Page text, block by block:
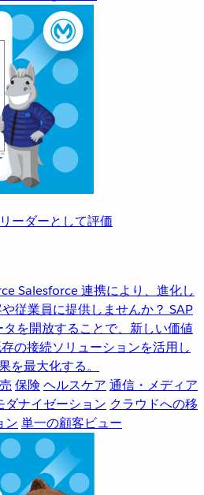
ーダーとして評価
Salesforce 連携により、進化し
従業員に提供しませんか？ SAP
を開放することで、新しい価値
の接続ソリューションを活用し
最大化する。
保険 ヘルスケア 通信・メディア
ダナイゼーション クラウドへの移
ン 単一の顧客ビュー